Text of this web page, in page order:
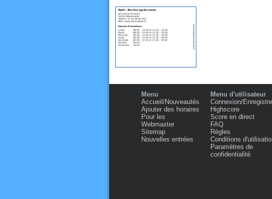
Menu
Accueil/Nouveautés
Ajouter des horaires
Pour les
Webmaster
Sitemap
Nouvelles entrées
Menu d'utilisateur
Connexion/
Highscore
Score en direct
FAQ
Règles
Conditions
Paramètres de
confidentialité